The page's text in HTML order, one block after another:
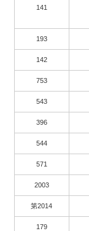
141
193
142
753
543
396
544
571
2003
第2014
179